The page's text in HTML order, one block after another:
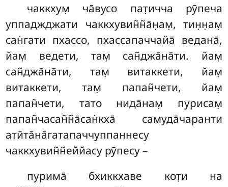
чаккхум̣ ча̄вусо пат̣ичча рӯпеча
уппаджджати чаккхувин̃н̃а̄н̣ам̣, тин̣н̣ам̣
сан̇гати пхассо, пхассапаччайа̄ ведана̄,
йам̣ ведети, там̣ сан̃джа̄на̄ти. йам̣
сан̃джа̄на̄ти, там̣ витаккети, йам̣
витаккети, там̣ папан̃чети, йам̣
папан̃чети, тато нида̄нам̣ пурисам̣
папан̃часан̃н̃а̄сан̇кха̄ самуда̄чаранти
атӣта̄на̄гатапаччуппаннесу
чаккхувин̃н̃еййасу рӯпесу –
пурима̄ бхиккхаве кот̣и на